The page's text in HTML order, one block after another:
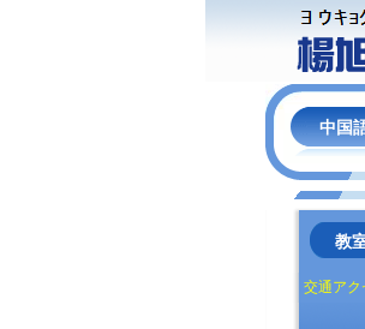
中国
教
交通アク